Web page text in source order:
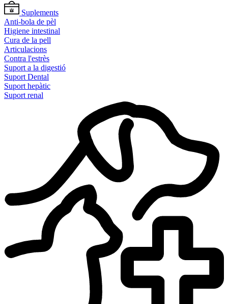
Suplements
Anti-bola de pèl
Higiene intestinal
Cura de la pell
Articulacions
Contra l'estrès
Suport a la digestió
Suport Dental
Suport hepàtic
Suport renal